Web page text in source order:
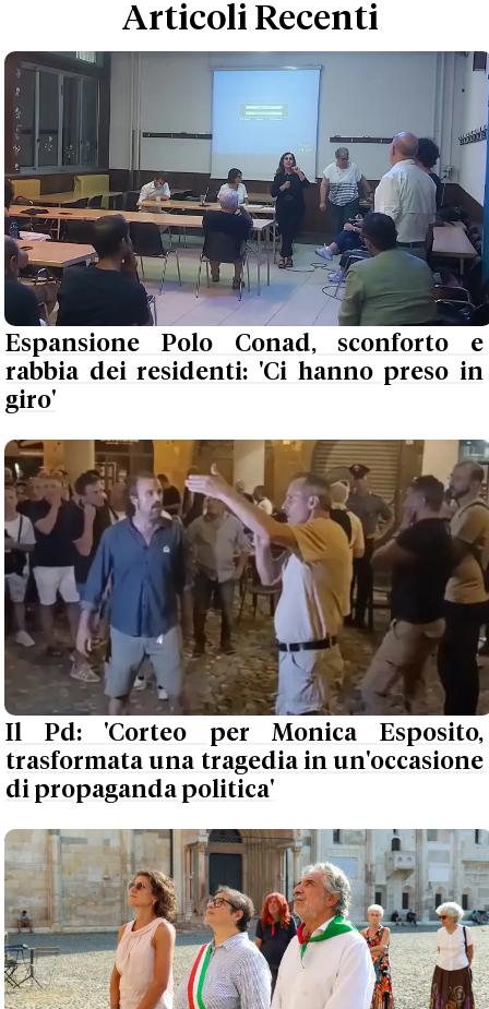
Articoli Recenti
Espansione Polo Conad, sconforto e
rabbia dei residenti: 'Ci hanno preso in
giro'
Il Pd: 'Corteo per Monica Esposito,
trasformata una tragedia in un'occasione
di propaganda politica'